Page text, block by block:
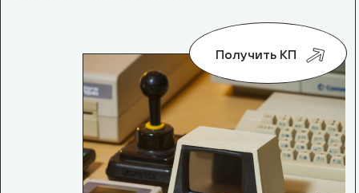
Получить КП